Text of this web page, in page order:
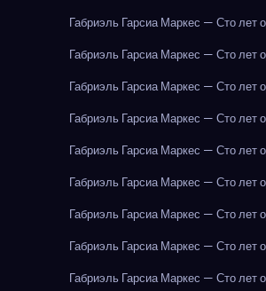
Габриэль Гарсиа Маркес — Сто лет
Габриэль Гарсиа Маркес — Сто лет
Габриэль Гарсиа Маркес — Сто лет
Габриэль Гарсиа Маркес — Сто лет
Габриэль Гарсиа Маркес — Сто лет
Габриэль Гарсиа Маркес — Сто лет
Габриэль Гарсиа Маркес — Сто лет
Габриэль Гарсиа Маркес — Сто лет
Габриэль Гарсиа Маркес — Сто лет